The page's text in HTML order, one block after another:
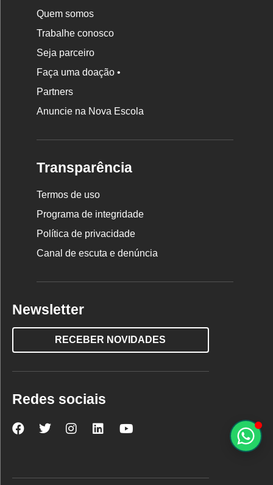
Quem somos
Trabalhe conosco
Seja parceiro
Faça uma doação •
Partners
Anuncie na Nova Escola
Transparência
Termos de uso
Programa de integridade
Política de privacidade
Canal de escuta e denúncia
Newsletter
RECEBER NOVIDADES
Redes sociais
Nova
Facebook
Nova
Twitter
Nova
Instagram
Nova
LinkedInYouTube